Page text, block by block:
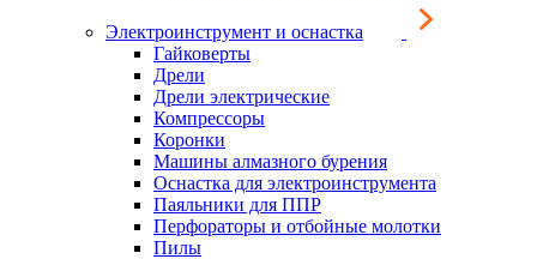
Электроинструмент и оснастка
Гайковерты
Дрели
Дрели электрические
Компрессоры
Коронки
Машины алмазного бурения
Оснастка для электроинструмента
Паяльники для ППР
Перфораторы и отбойные молотки
Пилы